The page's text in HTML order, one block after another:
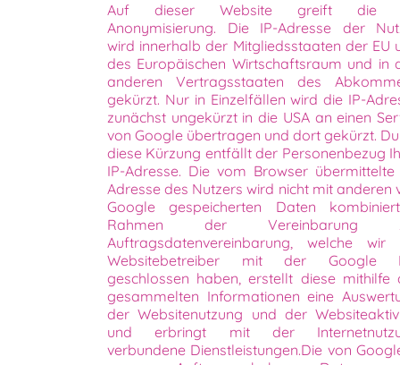
Auf dieser Website greift die
Anonymisierung. Die IP-Adresse der
wird innerhalb der Mitgliedsstaaten der EU
des Europäischen Wirtschaftsraum und in
anderen Vertragsstaaten des
gekürzt. Nur in Einzelfällen wird die IP-
zunächst ungekürzt in die USA an einen
von Google übertragen und dort gekürzt.
diese Kürzung entfällt der Personenbezug
IP-Adresse. Die vom Browser übermittelte
Adresse des Nutzers wird nicht mit anderen
Google gespeicherten Daten
Rahmen der Vereinbarung
Auftragsdatenvereinbarung, welche wir
Websitebetreiber mit der Google
geschlossen haben, erstellt diese mithilfe
gesammelten Informationen eine
der Websitenutzung und der
und erbringt mit der
verbundene Dienstleistungen.Die von